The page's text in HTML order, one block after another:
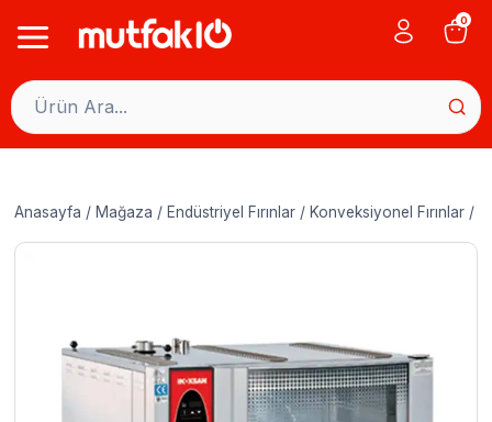
0
Anasayfa / Mağaza / Endüstriyel Fırınlar / Konveksiyonel Fırınlar /